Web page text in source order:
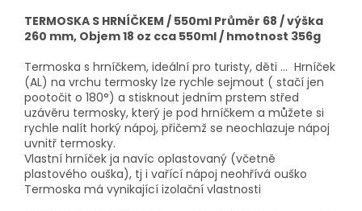
TERMOSKA S HRNÍČKEM / 550ml Průměr 68 / výška
260 mm, Objem 18 oz cca 550ml / hmotnost 356g
Termoska s hrníčkem, ideální pro turisty, děti ... Hrníček
(AL) na vrchu termosky lze rychle sejmout ( stačí jen
pootočit o 180°) a stisknout jedním prstem střed
uzávěru termosky, který je pod hrníčkem a můžete si
rychle nalít horký nápoj, přičemž se neochlazuje nápoj
uvnitř termosky.
Vlastní hrníček ja navíc oplastovaný (včetně
plastového ouška), tj i vařící nápoj neohřívá ouško
Termoska má vynikající izolační vlastnosti